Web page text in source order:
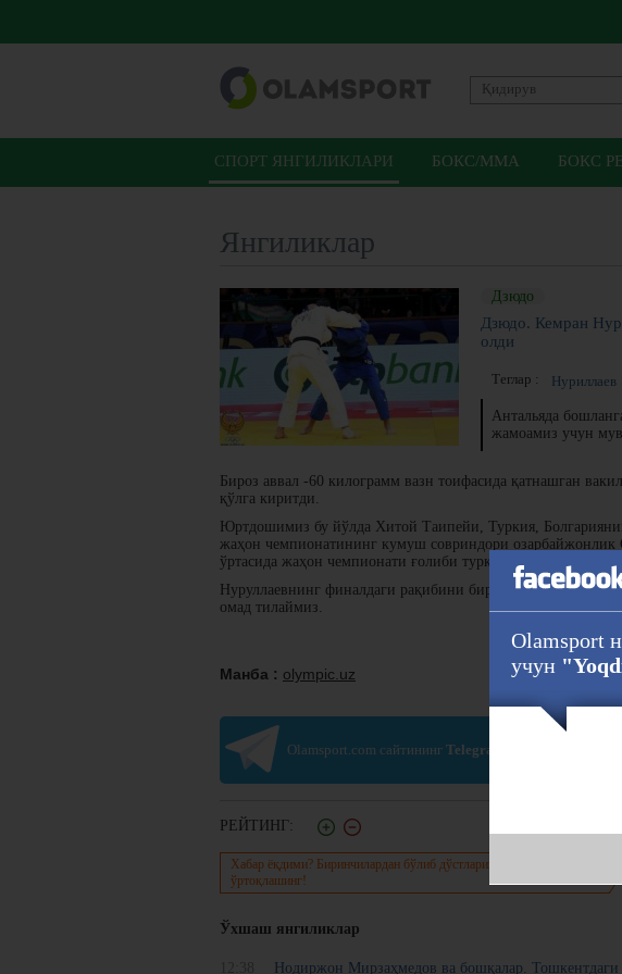
СПОРТ ЯНГИЛИКЛАРИ БОКС/ММА БОКС
Янгиликлар
Дзюдо
Дзюдо. Кемран
олди
Теглар : Нуриллаев
Антальяда
жамоамиз учун
Бироз аввал -60 килограмм вазн тоифасида қатнашган
қўлга киритди.
Юртдошимиз бу йўлда Хитой Таипейи, Туркия,
жаҳон чемпионатининг кумуш совриндори
ўртасида жаҳон чемпионати ғолиби туркиялик Михрач
Нуруллаевнинг финалдаги рақибини бироздан сўнг
омад тилаймиз.
Манба : olympic.uz
Olamsport.com сайтининг Telegram
РЕЙТИНГ:
Хабар ёқдими? Биринчилардан бўлиб дўстларингиз билан
ўртоқлашинг!
Ўхшаш янгиликлар
Нодиржон Мирзаҳмедов ва бошқалар.
Olamsport
учун